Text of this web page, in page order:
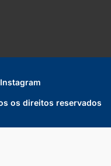
Instagram
os direitos reservados